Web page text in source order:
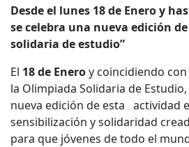
Desde el lunes 18 de Enero y
se celebra una nueva edición
solidaria de estudio”
El 18 de Eneroy coincidiendo con
la Olimpiada Solidaria de
nueva edición de esta actividad
sensibilización y solidaridad
para que jóvenes de todo el